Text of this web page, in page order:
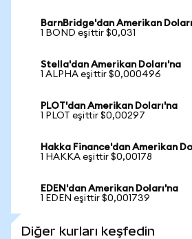
BarnBridge'dan Amerikan
1 BOND eşittir $0,031
Stella'dan Amerikan Doları'na
1 ALPHA eşittir $0,000496
PLOT'dan Amerikan Doları'na
1 PLOT eşittir $0,00297
Hakka Finance'dan Amerikan
1 HAKKA eşittir $0,00178
EDEN'dan Amerikan Doları'na
1 EDEN eşittir $0,001739
Diğer kurları keşfedin